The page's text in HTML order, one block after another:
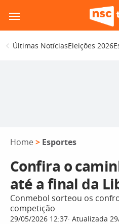
para
o
conteúdo
Últimas NotíciasEleições 2026
Home > Esportes
Confira o
até a final da
Conmebol sorteou os
competição
29/05/2026 12:37 Atualizada